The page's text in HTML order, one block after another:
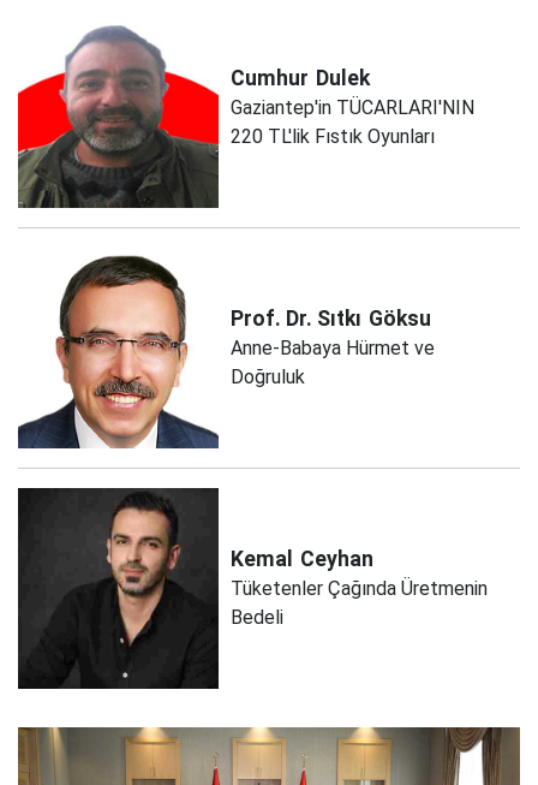
Cumhur Dulek
Gaziantep'in TÜCARLARI'NIN
220 TL'lik Fıstık Oyunları
Prof. Dr. Sıtkı Göksu
Anne-Babaya Hürmet ve
Doğruluk
Kemal Ceyhan
Tüketenler Çağında Üretmenin
Bedeli